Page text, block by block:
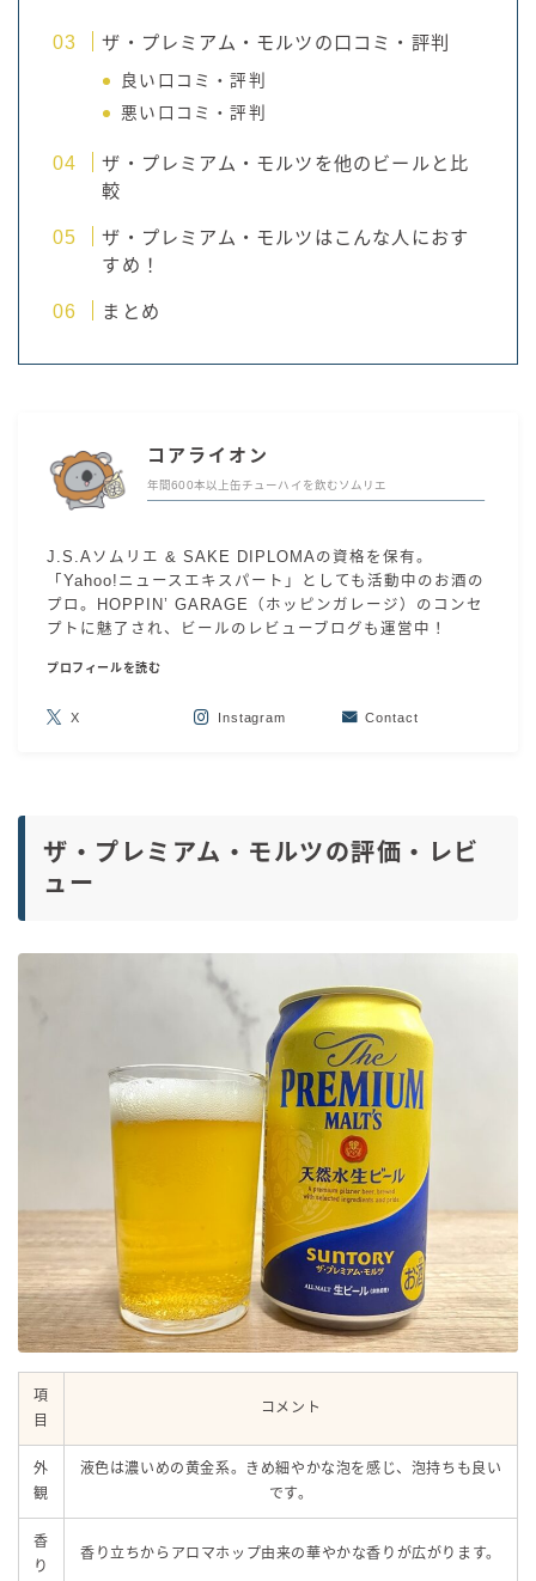
ザ・プレミアム・モルツの口コミ・評判
良い口コミ・評判
悪い口コミ・評判
ザ・プレミアム・モルツを他のビールと比
較
ザ・プレミアム・モルツはこんな人におす
すめ！
まとめ
コアライオン
年間600本以上缶チューハイを飲むソムリエ
J.S.Aソムリエ & SAKE DIPLOMAの資格を保有。
「Yahoo!ニュースエキスパート」としても活動中のお酒の
プロ。HOPPIN’ GARAGE（ホッピンガレージ）のコンセ
プトに魅了され、ビールのレビューブログも運営中！
プロフィールを読む
X Instagram Contact
ザ・プレミアム・モルツの評価・レビ
ュー
項
目
コメント
外
観
液色は濃いめの黄金系。きめ細やかな泡を感じ、泡持ちも良い
です。
香
り
香り立ちからアロマホップ由来の華やかな香りが広がります。